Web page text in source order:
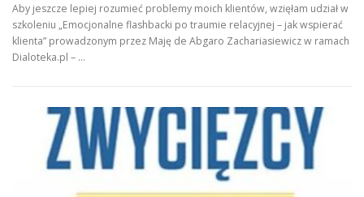
Aby jeszcze lepiej rozumieć problemy moich klientów, wzięłam udział w
szkoleniu „Emocjonalne flashbacki po traumie relacyjnej – jak wspierać
klienta” prowadzonym przez Maję de Abgaro Zachariasiewicz w ramach
Dialoteka.pl – …